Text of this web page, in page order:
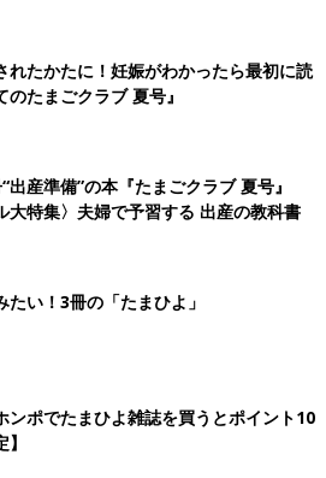
れたかたに！妊娠がわかったら最初に読
のたまごクラブ 夏号』
出産準備”の本『たまごクラブ 夏号』
大特集〉夫婦で予習する 出産の教科書
たい！3冊の「たまひよ」
ンポでたまひよ雑誌を買うとポイント10